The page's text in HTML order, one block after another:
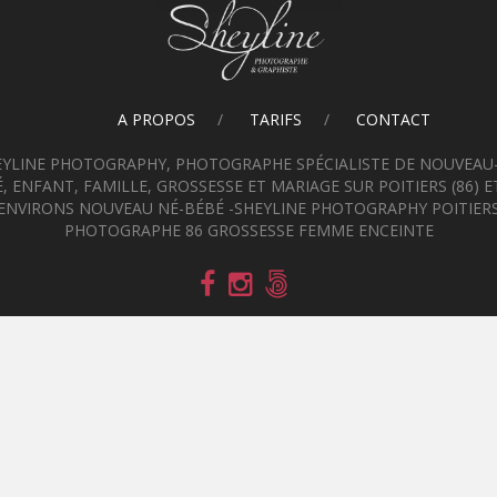
A PROPOS TARIFS CONTACT
PHOTOGRAPHY, PHOTOGRAPHE SPÉCIALISTE DE
ENFANT, FAMILLE, GROSSESSE ET MARIAGE SUR POITIERS (86)
ENVIRONS NOUVEAU NÉ-BÉBÉ -SHEYLINE PHOTOGRAPHY
PHOTOGRAPHE 86 GROSSESSE FEMME ENCEINTE